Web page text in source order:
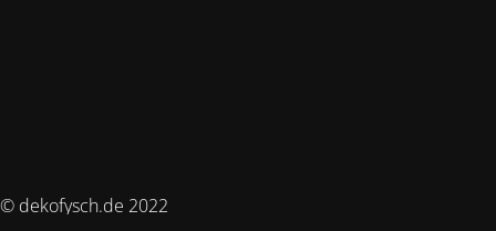
© dekofysch.de 2022